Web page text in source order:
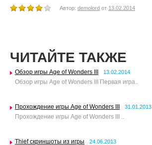
Автор: demolord от 13.02.2014
ЧИТАЙТЕ ТАКЖЕ
Обзор игры Age of Wonders III 13.02.2014
Обзор игры Age of Wonders III Первая игра..
Прохождение игры Age of Wonders III 31.01.2013
Прохождение игры Age of Wonders III ..
Thief скриншоты из игры 24.06.2013